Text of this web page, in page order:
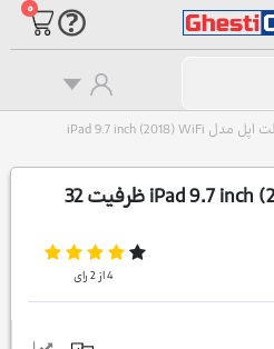
۰
تبلت اپل مدل iPad 9.7 inch (2018) WiFi
تبلت اپل مدل iPad 9.7 inch (2018) WiFi ظرفیت 32
4از2 رای